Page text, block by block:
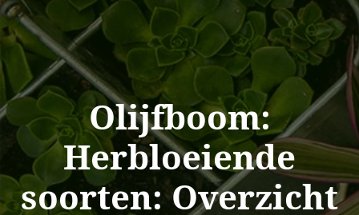
Olijfboom:
Herbloeiende
soorten: Overzicht